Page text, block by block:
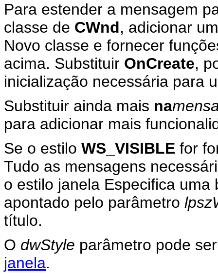
Para estender a mensagem
classe de CWnd, adicionar
Novo classe e fornecer
acima. Substituir OnCreate,
inicialização necessária para
Substituir ainda mais na
para adicionar mais
Se o estilo WS_VISIBLE for
Tudo as mensagens
o estilo janela Especifica
apontado pelo parâmetro
título.
O dwStyle parâmetro pode
janela.